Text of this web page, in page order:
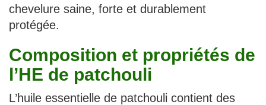
chevelure saine, forte et durablement
protégée.
Composition et propriétés de
l’HE de patchouli
L’huile essentielle de patchouli contient des